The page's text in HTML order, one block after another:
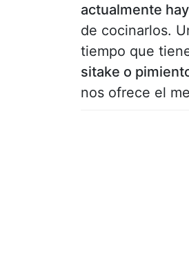
actualmente
de cocinarlos.
tiempo que
sitake o
nos ofrece el